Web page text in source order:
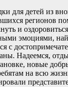
для детей из
регионов
и
эмоциями,
с
Надеемся,
новые
на всю